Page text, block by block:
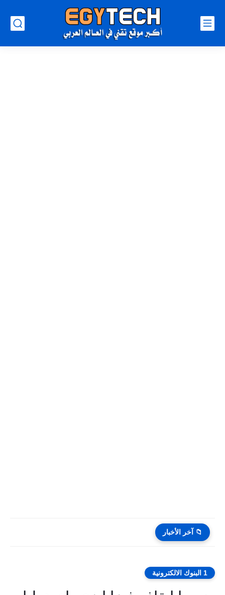
📁 آخر الأخبار
1 البنوك الالكترونية